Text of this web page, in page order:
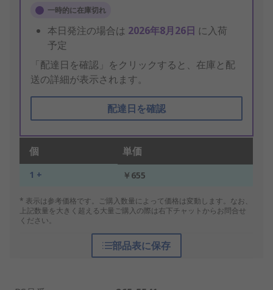
一時的に在庫切れ
本日発注の場合は 2026年8月26日 に入荷
予定
「配達日を確認」をクリックすると、在庫と配
送の詳細が表示されます。
配達日を確認
個 単価
1 + ￥655
* 表示は参考価格です。ご購入数量によって価格は変動します。なお、
上記数量を大きく超える大量ご購入の際は右下チャットからお問合せ
ください。
部品表に保存